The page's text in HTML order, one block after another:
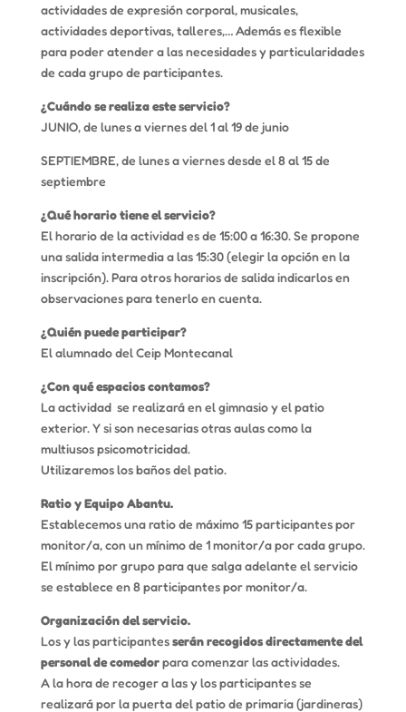
actividades de expresión corporal, musicales,
actividades deportivas, talleres,… Además es flexible
para poder atender a las necesidades y particularidades
de cada grupo de participantes.
¿Cuándo se realiza este servicio?
JUNIO, de lunes a viernes del 1 al 19 de junio
SEPTIEMBRE, de lunes a viernes desde el 8 al 15 de
septiembre
¿Qué horario tiene el servicio?
El horario de la actividad es de 15:00 a 16:30. Se propone
una salida intermedia a las 15:30 (elegir la opción en la
inscripción). Para otros horarios de salida indicarlos en
observaciones para tenerlo en cuenta.
¿Quién puede participar?
El alumnado del Ceip Montecanal
¿Con qué espacios contamos?
La actividad se realizará en el gimnasio y el patio
exterior. Y si son necesarias otras aulas como la
multiusos psicomotricidad.
Utilizaremos los baños del patio.
Ratio y Equipo Abantu.
Establecemos una ratio de máximo 15 participantes por
monitor/a, con un mínimo de 1 monitor/a por cada grupo.
El mínimo por grupo para que salga adelante el servicio
se establece en 8 participantes por monitor/a.
Organización del servicio.
Los y las participantesserán recogidos directamente del
personal de comedorpara comenzar las actividades.
A la hora de recoger a las y los participantes se
realizará por la puerta del patio de primaria (jardineras)